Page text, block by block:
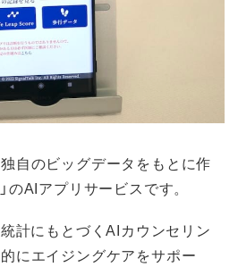
自のビッグデータをもとに作
のAIアプリサービスです。
計にもとづくAIカウンセリン
にエイジングケアをサポー